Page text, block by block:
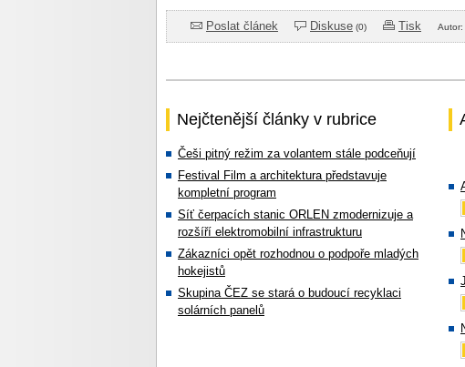
Poslat článek Diskuse (0) Tisk Autor:
Nejčtenější články v rubrice
Češi pitný režim za volantem stále podceňují
Festival Film a architektura představuje
kompletní program
Síť čerpacích stanic ORLEN zmodernizuje a
rozšíří elektromobilní infrastrukturu
Zákazníci opět rozhodnou o podpoře mladých
hokejistů
Skupina ČEZ se stará o budoucí recyklaci
solárních panelů